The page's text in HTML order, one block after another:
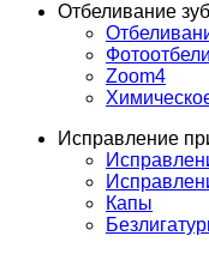
Отбеливание
Zoom4
Исправление
Капы